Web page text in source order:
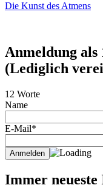
Die Kunst des Atmens
Anmeldung
(Lediglich
12 Worte
Name
E-Mail*
Immer neueste